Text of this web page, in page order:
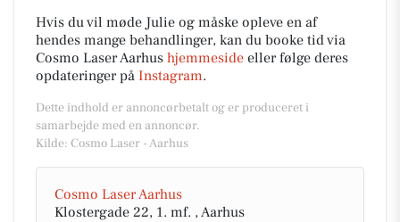
Hvis du vil møde Julie og måske opleve en af
hendes mange behandlinger, kan du booke tid via
Cosmo Laser Aarhus hjemmeside eller følge deres
opdateringer på Instagram.
Dette indhold er annoncørbetalt og er produceret i
samarbejde med en annoncør.
Kilde: Cosmo Laser - Aarhus
Cosmo Laser Aarhus
Klostergade 22, 1. mf. , Aarhus